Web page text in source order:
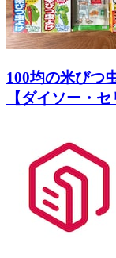
100均の米びつ
【ダイソー・